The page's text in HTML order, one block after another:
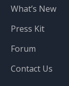
What’s New
Press Kit
Forum
Contact Us